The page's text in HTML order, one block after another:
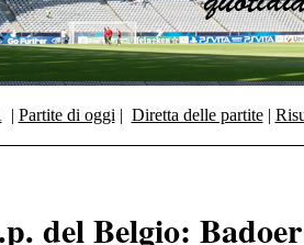
| Partite di oggi | Diretta delle partite|
del Belgio: